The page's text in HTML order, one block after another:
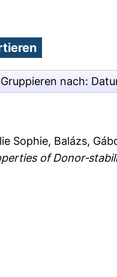
Gruppieren nach:
Sophie, Balázs,
of